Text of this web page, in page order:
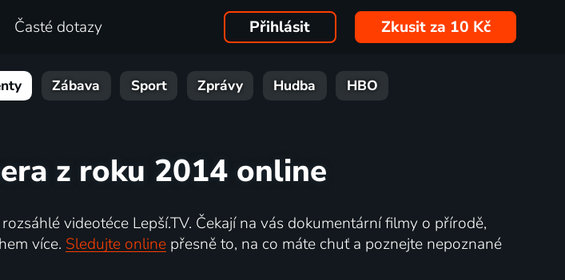
Časté dotazy Přihlásit Zkusit za 10 Kč
Zábava Sport Zprávy Hudba HBO
z roku 2014 online
videotéce Lepší.TV. Čekají na vás dokumentární filmy o přírodě,
více. Sledujte onlinepřesně to, na co máte chuť a poznejte nepoznané